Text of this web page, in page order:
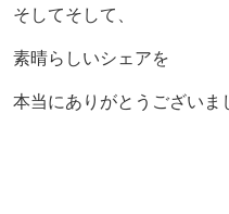
そしてそして、
素晴らしいシェアを
本当にありがとうございま